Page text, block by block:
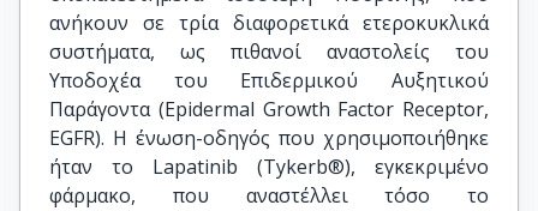
ανήκουν σε τρία διαφορετικά ετεροκυκλικά
συστήματα, ως πιθανοί αναστολείς του
Υποδοχέα του Επιδερμικού Αυξητικού
Παράγοντα (Epidermal Growth Factor Receptor,
EGFR). Η ένωση-οδηγός που χρησιμοποιήθηκε
ήταν το Lapatinib (Tykerb®), εγκεκριμένο
φάρμακο, που αναστέλλει τόσο το